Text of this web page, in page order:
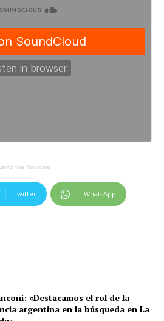
fue Nacional
Twitter WhatsApp
«Destacamos el rol de la
argentina en la búsqueda en La